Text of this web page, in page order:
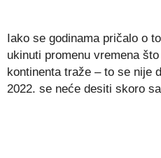
Iako se godinama pričalo o
ukinuti promenu vremena
kontinenta traže – to se nije
2022. se neće desiti skoro